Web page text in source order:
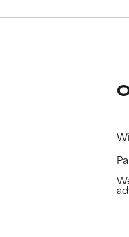
dit ingrediënt
dit ingrediënt